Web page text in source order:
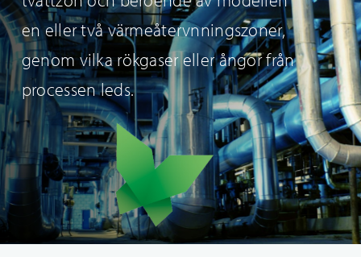
en eller två värmeåtervnningszoner,
genom vilka rökgaser eller ångor från
processen leds.